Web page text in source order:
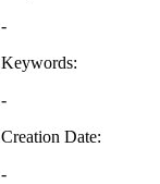
-
Keywords:
-
Creation Date:
-